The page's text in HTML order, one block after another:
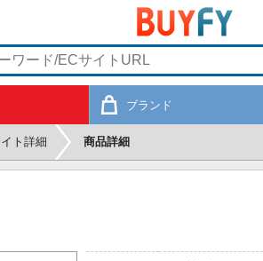
ブランド
ト詳細 商品詳細